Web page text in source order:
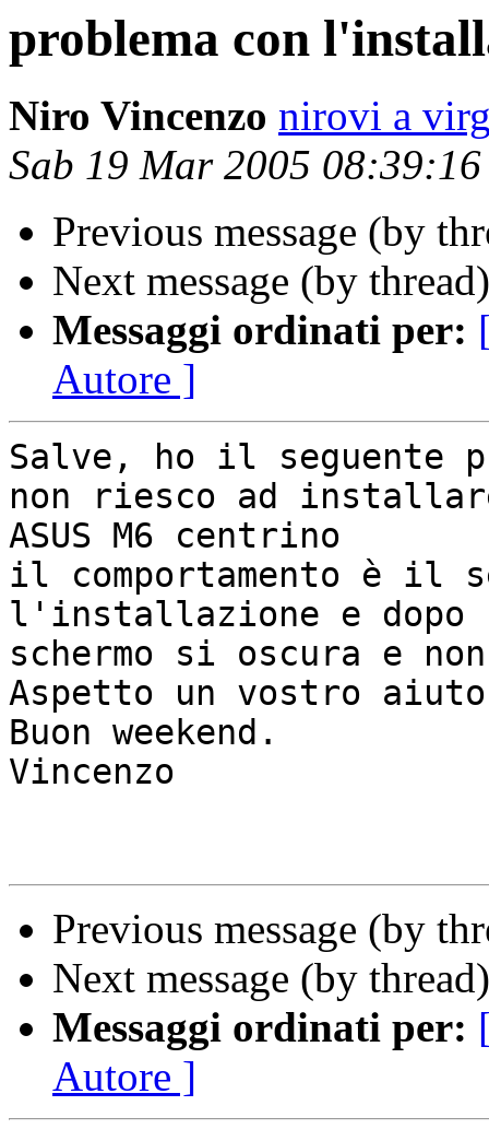
problema con
Niro Vincenzo nirovi a
Sab 19 Mar 2005
Previous message (by
Next message (by
Messaggi ordinati per:
Autore ]
Salve, ho il seguente
non riesco ad
ASUS M6 centrino
il comportamento è il
l'installazione e
schermo si oscura e
Aspetto un vostro
Buon weekend.
Vincenzo
Previous message (by
Next message (by
Messaggi ordinati per:
Autore ]